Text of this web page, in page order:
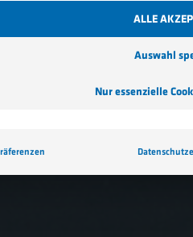
ALLE
Auswahl
Nur essenzielle